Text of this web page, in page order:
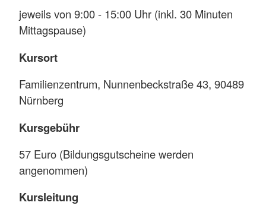
jeweils von 9:00 - 15:00 Uhr (inkl. 30 Minuten
Mittagspause)
Kursort
Familienzentrum, Nunnenbeckstraße 43, 90489
Nürnberg
Kursgebühr
57 Euro (Bildungsgutscheine werden
angenommen)
Kursleitung